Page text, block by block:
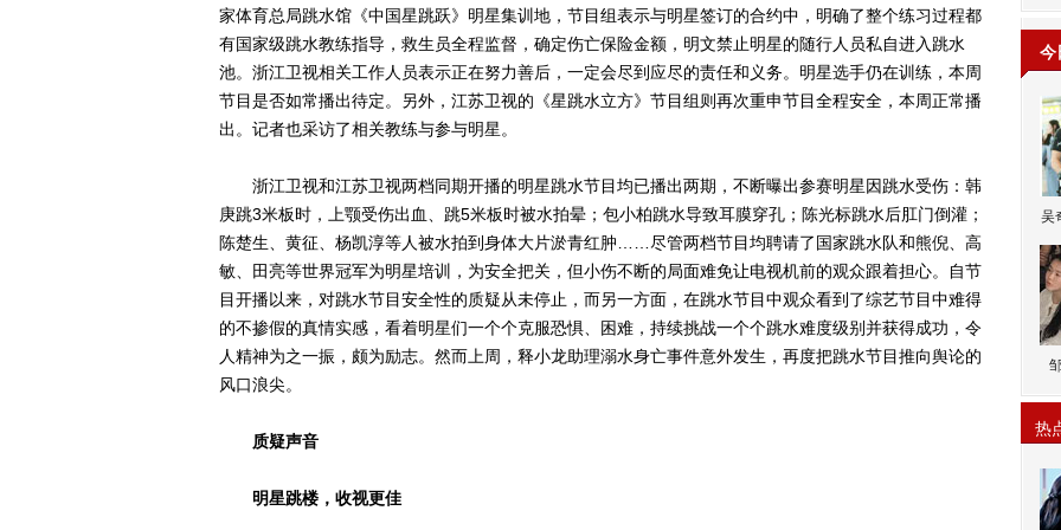
家体育总局跳水馆《中国星跳跃》明星集训地，节目组表示与明星签订的合约中，明确了整个练习过程都
有国家级跳水教练指导，救生员全程监督，确定伤亡保险金额，明文禁止明星的随行人员私自进入跳水
池。浙江卫视相关工作人员表示正在努力善后，一定会尽到应尽的责任和义务。明星选手仍在训练，本周
节目是否如常播出待定。另外，江苏卫视的《星跳水立方》节目组则再次重申节目全程安全，本周正常播
出。记者也采访了相关教练与参与明星。
浙江卫视和江苏卫视两档同期开播的明星跳水节目均已播出两期，不断曝出参赛明星因跳水受伤：韩
庚跳3米板时，上颚受伤出血、跳5米板时被水拍晕；包小柏跳水导致耳膜穿孔；陈光标跳水后肛门倒灌；
陈楚生、黄征、杨凯淳等人被水拍到身体大片淤青红肿……尽管两档节目均聘请了国家跳水队和熊倪、高
敏、田亮等世界冠军为明星培训，为安全把关，但小伤不断的局面难免让电视机前的观众跟着担心。自节
目开播以来，对跳水节目安全性的质疑从未停止，而另一方面，在跳水节目中观众看到了综艺节目中难得
的不掺假的真情实感，看着明星们一个个克服恐惧、困难，持续挑战一个个跳水难度级别并获得成功，令
人精神为之一振，颇为励志。然而上周，释小龙助理溺水身亡事件意外发生，再度把跳水节目推向舆论的
风口浪尖。
质疑声音
明星跳楼，收视更佳
今
吴
热